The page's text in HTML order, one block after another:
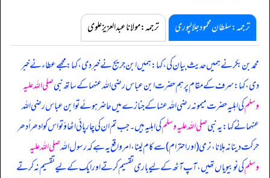
ترجمہ:سلطان محمود جلالپوری ترجمہ:مولانا عبدالعزیز علوی
محمد بن بکر نے ہمیں حدیث بیان کی، کہا: ہمیں ابن جریج نے خبر دی، کہا: مجھے عطاء نے خبر
دی، کہا: سرف کے مقام پر ہم حضرت ابن عباس رضی اللہ عنہما کے ساتھ نبیصلی اللہ علیہ
وسلمکی اہلیہ حضرت میمونہ رضی اللہ عنہا کے جنازے میں حاضر ہوئے تو ابن عباس رضی اللہ
عنہما نے کہا: یہ نبیصلی اللہ علیہ وسلمکی اہلیہ ہیں۔ جب تم ان کی چارپائی اٹھاؤ تو اس کو ادھر اُدھر
حرکت دینا نہ ہلانا، نرمی (اور احترام) سے کام لینا، امر واقع یہ ہے کہ رسول اللہصلی اللہ علیہ
وسلمکی نو بیویاں تھیں، آپ آٹھ کے لیے باری تقسیم کرتے اور ایک کے لیے تقسیم نہ کرتے